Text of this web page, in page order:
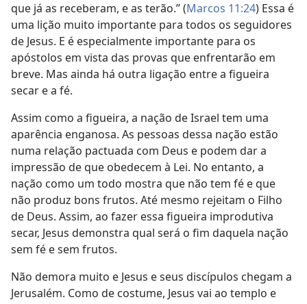
que já as receberam, e as terão.” (Marcos 11:24) Essa é
uma lição muito importante para todos os seguidores
de Jesus. E é especialmente importante para os
apóstolos em vista das provas que enfrentarão em
breve. Mas ainda há outra ligação entre a figueira
secar e a fé.
Assim como a figueira, a nação de Israel tem uma
aparência enganosa. As pessoas dessa nação estão
numa relação pactuada com Deus e podem dar a
impressão de que obedecem à Lei. No entanto, a
nação como um todo mostra que não tem fé e que
não produz bons frutos. Até mesmo rejeitam o Filho
de Deus. Assim, ao fazer essa figueira improdutiva
secar, Jesus demonstra qual será o fim daquela nação
sem fé e sem frutos.
Não demora muito e Jesus e seus discípulos chegam a
Jerusalém. Como de costume, Jesus vai ao templo e